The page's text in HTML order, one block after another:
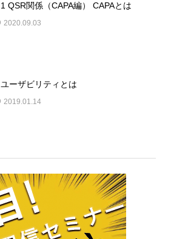
1 QSR関係（CAPA編） CAPAとは
2020.09.03
ユーザビリティとは
2019.01.14